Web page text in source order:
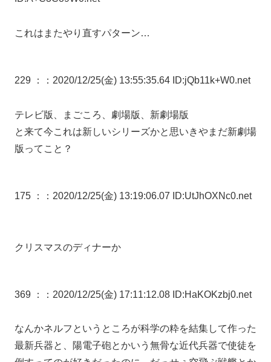
これはまたやり直すパターン…
229 ： ：2020/12/25(金) 13:55:35.64 ID:jQb11k+W0.net
テレビ版、まごころ、劇場版、新劇場版
と来て今これは新しいシリーズかと思いきやまだ新劇場
版ってこと？
175 ： ：2020/12/25(金) 13:19:06.07 ID:UtJhOXNc0.net
クリスマスのディナーか
369 ： ：2020/12/25(金) 17:11:12.08 ID:HaKOKzbj0.net
なんかネルフというところが科学の粋を結集して作った
最新兵器と、陽電子砲とかいう無骨な近代兵器で使徒を